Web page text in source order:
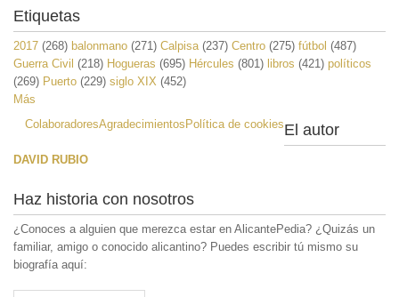
Etiquetas
2017 (268) balonmano (271) Calpisa (237) Centro (275) fútbol (487)
Guerra Civil (218) Hogueras (695) Hércules (801) libros (421) políticos
(269) Puerto (229) siglo XIX (452)
Más
ColaboradoresAgradecimientos Política de cookiesEl autor
DAVID RUBIO
Haz historia con nosotros
¿Conoces a alguien que merezca estar en AlicantePedia? ¿Quizás un
familiar, amigo o conocido alicantino? Puedes escribir tú mismo su
biografía aquí: